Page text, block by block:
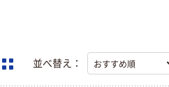
並べ替え：